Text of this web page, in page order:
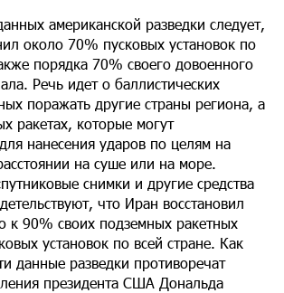
американской разведки следует,
около 70% пусковых установок по
порядка 70% своего довоенного
Речь идет о баллистических
поражать другие страны региона, а
ракетах, которые могут
нанесения ударов по целям на
на суше или на море.
снимки и другие средства
что Иран восстановил
к 90% своих подземных ракетных
установок по всей стране. Как
данные разведки противоречат
президента США Дональда